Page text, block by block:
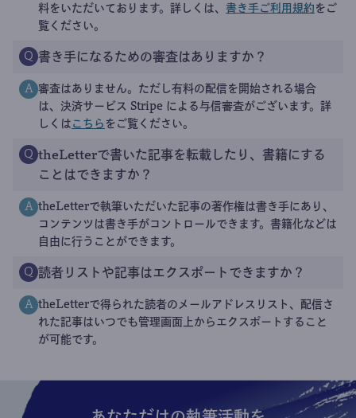
料をいただいております。詳しくは、 書き手ご利用規約 をご
覧ください。
Q 書き手になるための審査はありますか？
A 審査はありません。ただし有料の配信を開始される場合
は、決済サービス Stripe による与信審査がございます。詳
しくは こちら をご覧ください。
Q theLetterで書いた記事を転載したり、書籍にする
ことはできますか？
A theLetterで執筆いただいた記事の著作権は書き手にあり、
コンテンツは書き手がコントロールできます。書籍化などは
自由に行うことができます。
Q 読者リストや記事はエクスポートできますか？
A theLetterで得られた読者のメールアドレスリスト、配信さ
れた記事はいつでも管理画面上からエクスポートすること
が可能です。